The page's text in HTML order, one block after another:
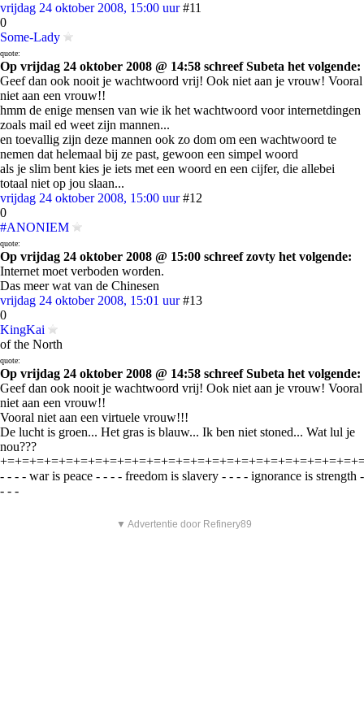
vrijdag 24 oktober 2008, 15:00 uur #11
0
Some-Lady
quote:
Op vrijdag 24 oktober 2008 @ 14:58 schreef Subeta het volgende:
Geef dan ook nooit je wachtwoord vrij! Ook niet aan je vrouw! Vooral
niet aan een vrouw!!
hmm de enige mensen van wie ik het wachtwoord voor internetdingen
zoals mail ed weet zijn mannen...
en toevallig zijn deze mannen ook zo dom om een wachtwoord te
nemen dat helemaal bij ze past, gewoon een simpel woord
als je slim bent kies je iets met een woord en een cijfer, die allebei
totaal niet op jou slaan...
vrijdag 24 oktober 2008, 15:00 uur #12
0
#ANONIEM
quote:
Op vrijdag 24 oktober 2008 @ 15:00 schreef zovty het volgende:
Internet moet verboden worden.
Das meer wat van de Chinesen
vrijdag 24 oktober 2008, 15:01 uur #13
0
KingKai
of the North
quote:
Op vrijdag 24 oktober 2008 @ 14:58 schreef Subeta het volgende:
Geef dan ook nooit je wachtwoord vrij! Ook niet aan je vrouw! Vooral
niet aan een vrouw!!
Vooral niet aan een virtuele vrouw!!!
De lucht is groen... Het gras is blauw... Ik ben niet stoned... Wat lul je
nou???
- - - - war is peace - - - - freedom is slavery - - - - ignorance is strength -
- - -
▼ Advertentie door Refinery89